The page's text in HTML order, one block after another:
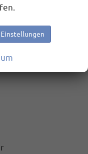
Einstellungen